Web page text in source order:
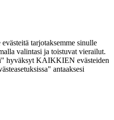
tarjotaksemme sinulle
valintasi ja toistuvat vierailut.
hyväksyt KAIKKIEN evästeiden
antaaksesi